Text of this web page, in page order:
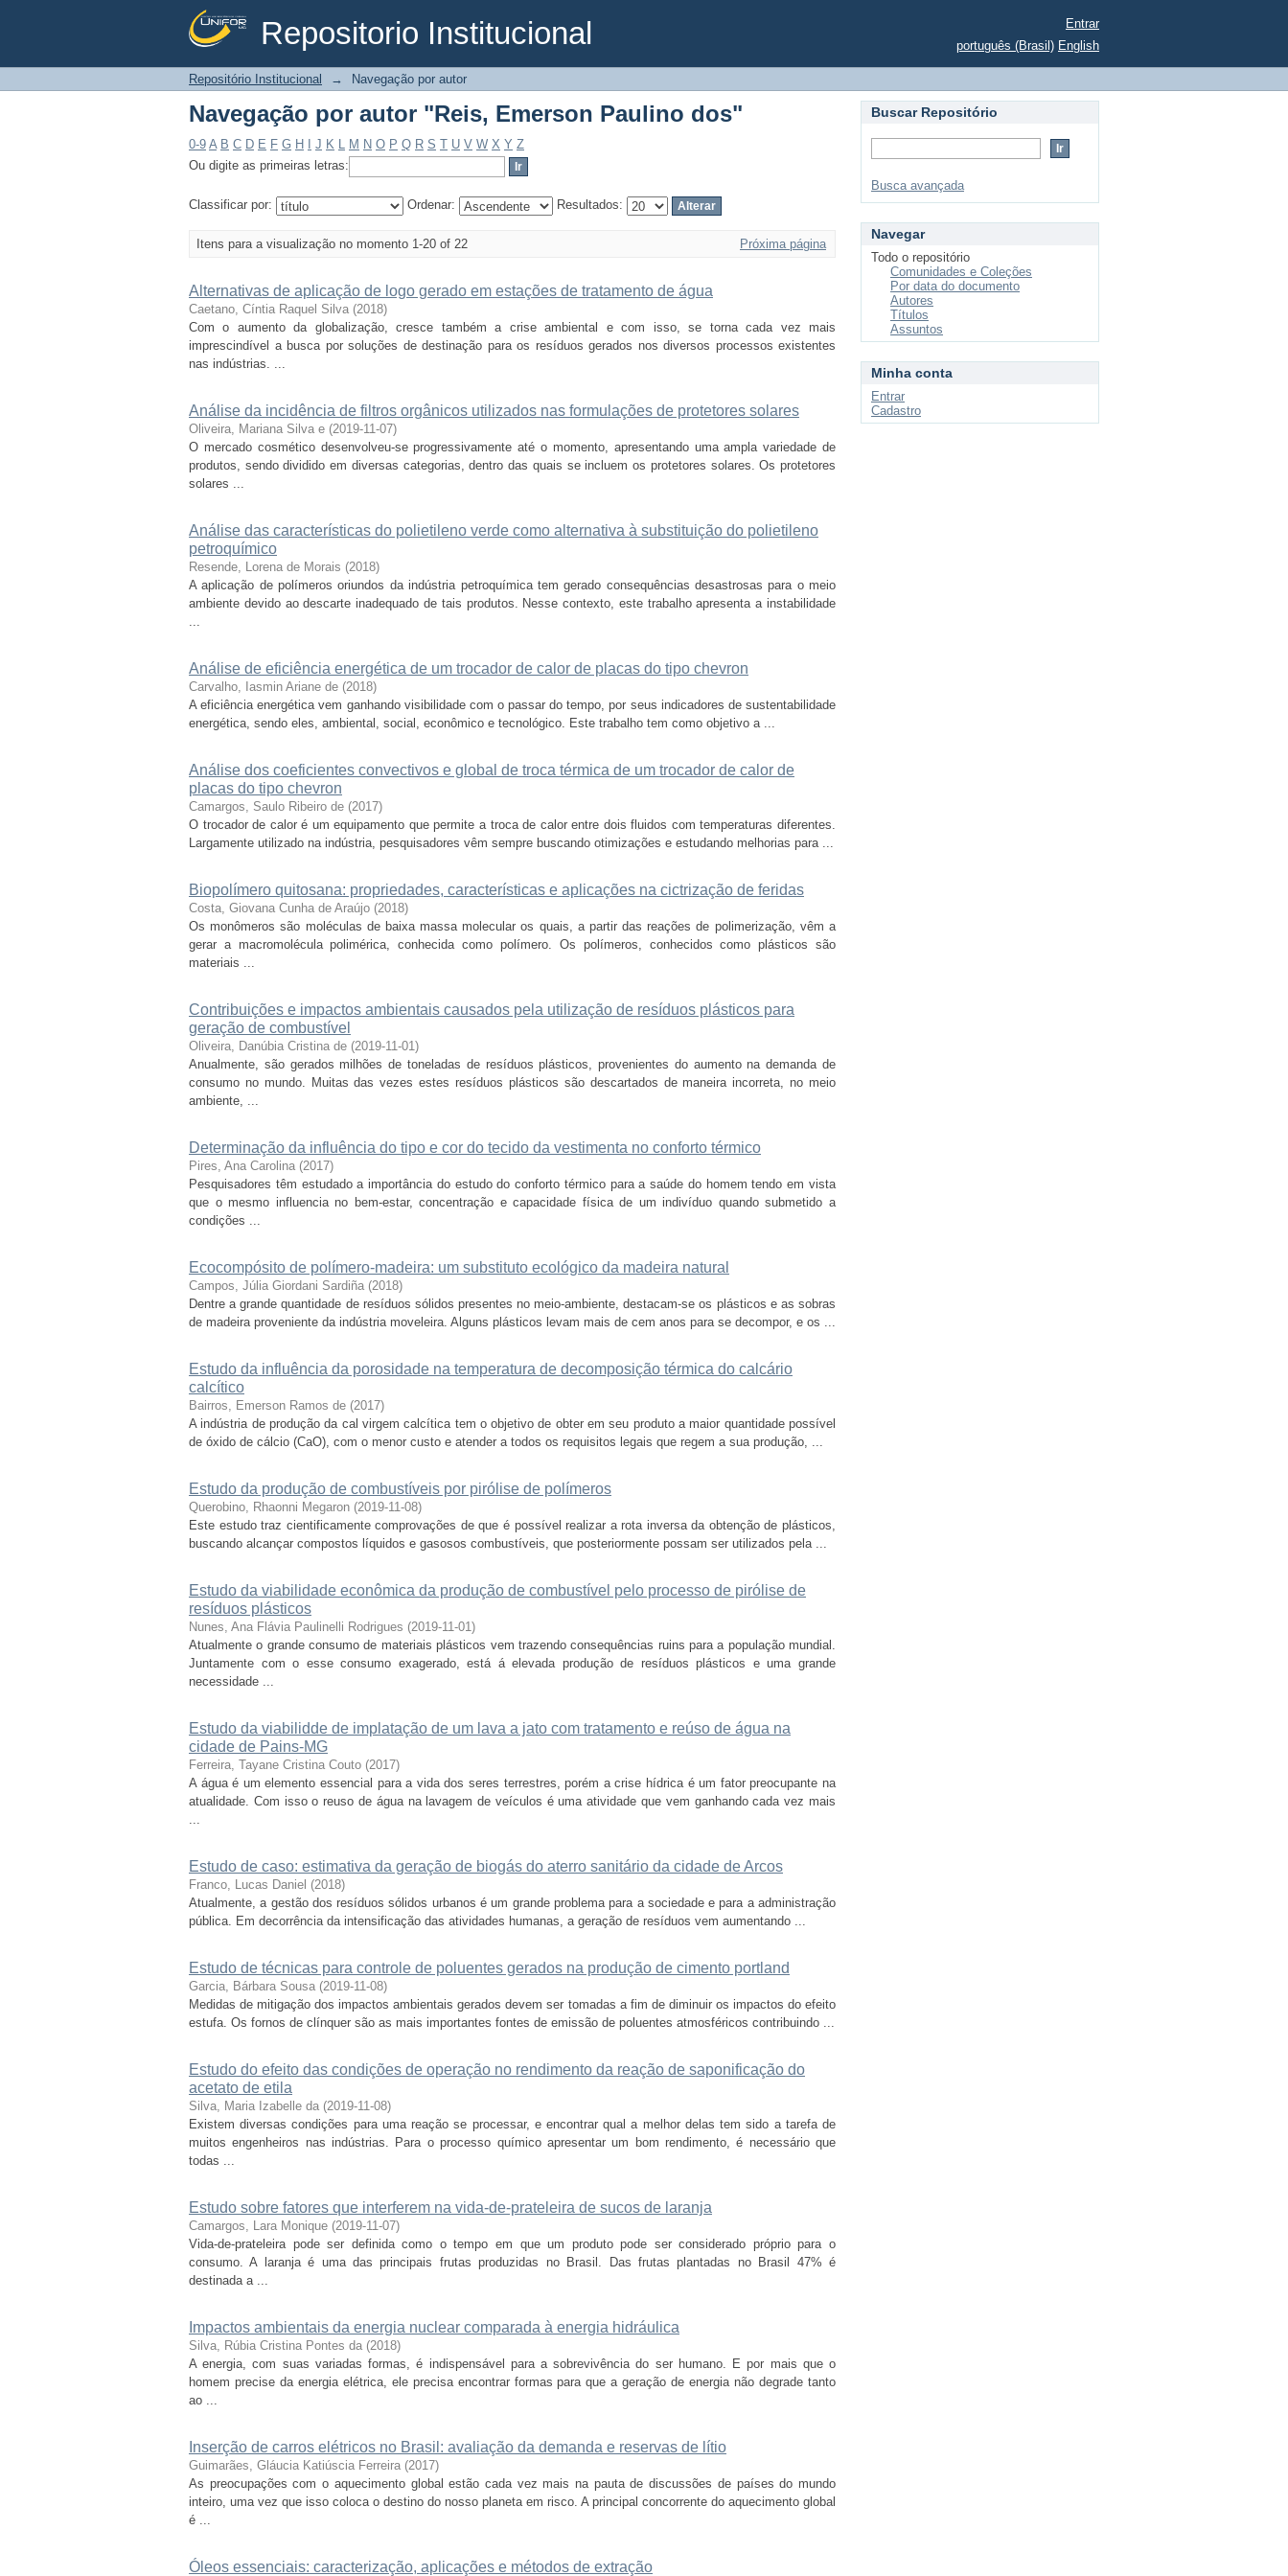
Repositorio Institucional
Navegação por autor "Reis, Emerson Paulino dos"
Entrar
português (Brasil) English
Repositório Institucional → Navegação por autor
Navegação por autor "Reis, Emerson Paulino dos"
0-9 A B C D E F G H J K L M N O P Q R S T U V W X Y Z
Ou digite as primeiras letras:
Classificar por: Ordenar: Resultados:
Itens para a visualização no momento 1-20 of 22 Próxima página
Alternativas de aplicação de logo gerado em estações de tratamento de água
Caetano, Cíntia Raquel Silva (2018)
Com o aumento da globalização, cresce também a crise ambiental e com isso, se torna cada vez mais
imprescindível a busca por soluções de destinação para os resíduos gerados nos diversos processos existentes
nas indústrias. ...
Análise da incidência de filtros orgânicos utilizados nas formulações de protetores solares
Oliveira, Mariana Silva e (2019-11-07)
O mercado cosmético desenvolveu-se progressivamente até o momento, apresentando uma ampla variedade de
produtos, sendo dividido em diversas categorias, dentro das quais se incluem os protetores solares. Os protetores
solares ...
Análise das características do polietileno verde como alternativa à substituição do polietileno
petroquímico
Resende, Lorena de Morais (2018)
A aplicação de polímeros oriundos da indústria petroquímica tem gerado consequências desastrosas para o meio
ambiente devido ao descarte inadequado de tais produtos. Nesse contexto, este trabalho apresenta a instabilidade
...
Análise de eficiência energética de um trocador de calor de placas do tipo chevron
Carvalho, Iasmin Ariane de (2018)
A eficiência energética vem ganhando visibilidade com o passar do tempo, por seus indicadores de sustentabilidade
energética, sendo eles, ambiental, social, econômico e tecnológico. Este trabalho tem como objetivo a ...
Análise dos coeficientes convectivos e global de troca térmica de um trocador de calor de
placas do tipo chevron
Camargos, Saulo Ribeiro de (2017)
O trocador de calor é um equipamento que permite a troca de calor entre dois fluidos com temperaturas diferentes.
Largamente utilizado na indústria, pesquisadores vêm sempre buscando otimizações e estudando melhorias para ...
Biopolímero quitosana: propriedades, características e aplicações na cictrização de feridas
Costa, Giovana Cunha de Araújo (2018)
Os monômeros são moléculas de baixa massa molecular os quais, a partir das reações de polimerização, vêm a
gerar a macromolécula polimérica, conhecida como polímero. Os polímeros, conhecidos como plásticos são
materiais ...
Contribuições e impactos ambientais causados pela utilização de resíduos plásticos para
geração de combustível
Oliveira, Danúbia Cristina de (2019-11-01)
Anualmente, são gerados milhões de toneladas de resíduos plásticos, provenientes do aumento na demanda de
consumo no mundo. Muitas das vezes estes resíduos plásticos são descartados de maneira incorreta, no meio
ambiente, ...
Determinação da influência do tipo e cor do tecido da vestimenta no conforto térmico
Pires, Ana Carolina (2017)
Pesquisadores têm estudado a importância do estudo do conforto térmico para a saúde do homem tendo em vista
que o mesmo influencia no bem-estar, concentração e capacidade física de um indivíduo quando submetido a
condições ...
Ecocompósito de polímero-madeira: um substituto ecológico da madeira natural
Campos, Júlia Giordani Sardiña (2018)
Dentre a grande quantidade de resíduos sólidos presentes no meio-ambiente, destacam-se os plásticos e as sobras
de madeira proveniente da indústria moveleira. Alguns plásticos levam mais de cem anos para se decompor, e os ...
Estudo da influência da porosidade na temperatura de decomposição térmica do calcário
calcítico
Bairros, Emerson Ramos de (2017)
A indústria de produção da cal virgem calcítica tem o objetivo de obter em seu produto a maior quantidade possível
de óxido de cálcio (CaO), com o menor custo e atender a todos os requisitos legais que regem a sua produção, ...
Estudo da produção de combustíveis por pirólise de polímeros
Querobino, Rhaonni Megaron (2019-11-08)
Este estudo traz cientificamente comprovações de que é possível realizar a rota inversa da obtenção de plásticos,
buscando alcançar compostos líquidos e gasosos combustíveis, que posteriormente possam ser utilizados pela ...
Estudo da viabilidade econômica da produção de combustível pelo processo de pirólise de
resíduos plásticos
Nunes, Ana Flávia Paulinelli Rodrigues (2019-11-01)
Atualmente o grande consumo de materiais plásticos vem trazendo consequências ruins para a população mundial.
Juntamente com o esse consumo exagerado, está á elevada produção de resíduos plásticos e uma grande
necessidade ...
Estudo da viabilidde de implatação de um lava a jato com tratamento e reúso de água na
cidade de Pains-MG
Ferreira, Tayane Cristina Couto (2017)
A água é um elemento essencial para a vida dos seres terrestres, porém a crise hídrica é um fator preocupante na
atualidade. Com isso o reuso de água na lavagem de veículos é uma atividade que vem ganhando cada vez mais
...
Estudo de caso: estimativa da geração de biogás do aterro sanitário da cidade de Arcos
Franco, Lucas Daniel (2018)
Atualmente, a gestão dos resíduos sólidos urbanos é um grande problema para a sociedade e para a administração
pública. Em decorrência da intensificação das atividades humanas, a geração de resíduos vem aumentando ...
Estudo de técnicas para controle de poluentes gerados na produção de cimento portland
Garcia, Bárbara Sousa (2019-11-08)
Medidas de mitigação dos impactos ambientais gerados devem ser tomadas a fim de diminuir os impactos do efeito
estufa. Os fornos de clínquer são as mais importantes fontes de emissão de poluentes atmosféricos contribuindo ...
Estudo do efeito das condições de operação no rendimento da reação de saponificação do
acetato de etila
Silva, Maria Izabelle da (2019-11-08)
Existem diversas condições para uma reação se processar, e encontrar qual a melhor delas tem sido a tarefa de
muitos engenheiros nas indústrias. Para o processo químico apresentar um bom rendimento, é necessário que
todas ...
Estudo sobre fatores que interferem na vida-de-prateleira de sucos de laranja
Camargos, Lara Monique (2019-11-07)
Vida-de-prateleira pode ser definida como o tempo em que um produto pode ser considerado próprio para o
consumo. A laranja é uma das principais frutas produzidas no Brasil. Das frutas plantadas no Brasil 47% é
destinada a ...
Impactos ambientais da energia nuclear comparada à energia hidráulica
Silva, Rúbia Cristina Pontes da (2018)
A energia, com suas variadas formas, é indispensável para a sobrevivência do ser humano. E por mais que o
homem precise da energia elétrica, ele precisa encontrar formas para que a geração de energia não degrade tanto
ao ...
Inserção de carros elétricos no Brasil: avaliação da demanda e reservas de lítio
Guimarães, Gláucia Katiúscia Ferreira (2017)
As preocupações com o aquecimento global estão cada vez mais na pauta de discussões de países do mundo
inteiro, uma vez que isso coloca o destino do nosso planeta em risco. A principal concorrente do aquecimento global
é ...
Óleos essenciais: caracterização, aplicações e métodos de extração
Buscar Repositório
Busca avançada
Navegar
Todo o repositório
Comunidades e Coleções
Por data do documento
Autores
Títulos
Assuntos
Minha conta
Entrar
Cadastro